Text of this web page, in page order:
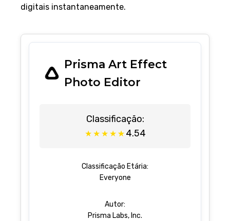
digitais instantaneamente.
Prisma Art Effect
Photo Editor
Classificação:
★ ★ ★ ★ ★ 4.54
Classificação Etária:
Everyone
Autor:
Prisma Labs, Inc.